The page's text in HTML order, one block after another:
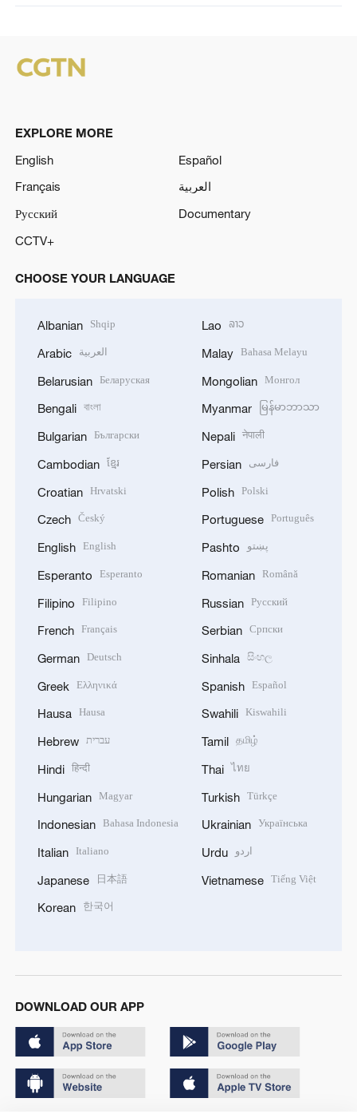
EXPLORE MORE
English
Español
Français
العربية
Русский
Documentary
CCTV+
CHOOSE YOUR LANGUAGE
Albanian Shqip
Arabic العربية
Belarusian Беларуская
Bengali বাংলা
Bulgarian Български
Cambodian ខ្មែរ
Croatian Hrvatski
Czech Český
English English
Esperanto Esperanto
Filipino Filipino
French Français
German Deutsch
Greek Ελληνικά
Hausa Hausa
Hebrew עברית
Hindi हिन्दी
Hungarian Magyar
Indonesian Bahasa Indonesia
Italian Italiano
Japanese 日本語
Korean 한국어
Lao ລາວ
Malay Bahasa Melayu
Mongolian Монгол
Myanmar မြန်မာဘာသာ
Nepali नेपाली
Persian فارسی
Polish Polski
Portuguese Português
Pashto پښتو
Romanian Română
Russian Русский
Serbian Српски
Sinhala සිංහල
Spanish Español
Swahili Kiswahili
Tamil தமிழ்
Thai ไทย
Turkish Türkçe
Ukrainian Українська
Urdu اردو
Vietnamese Tiếng Việt
DOWNLOAD OUR APP